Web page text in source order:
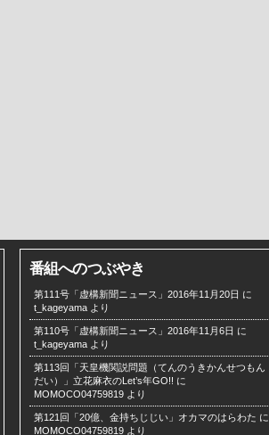
番組へのつぶやき
第111号「虚構新聞ニュース」2016年11月20日 に
t_kageyama より
第110号「虚構新聞ニュース」2016年11月6日 に
t_kageyama より
第113回「天皇機関説問題（てんのうきかんせつもん
だい）」立花麻衣のLet’s年GO!! に
MOMOCO04759819 より
第121回「20億、金持ちじじい」オカマのはらわた に
MOMOCO04759819 より